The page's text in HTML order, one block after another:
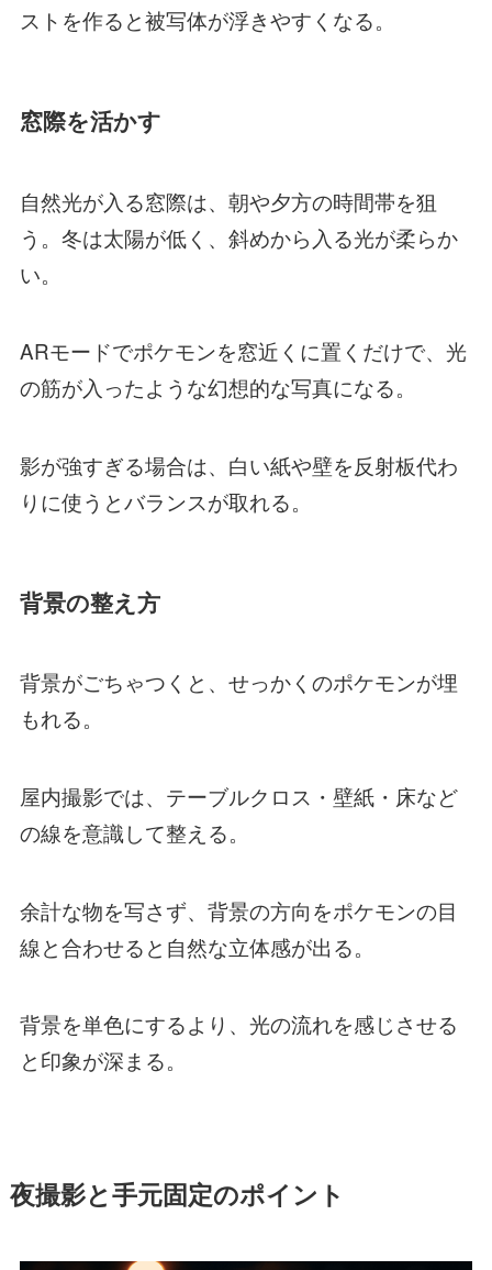
ストを作ると被写体が浮きやすくなる。
窓際を活かす
自然光が入る窓際は、朝や夕方の時間帯を狙
う。冬は太陽が低く、斜めから入る光が柔らか
い。
ARモードでポケモンを窓近くに置くだけで、光
の筋が入ったような幻想的な写真になる。
影が強すぎる場合は、白い紙や壁を反射板代わ
りに使うとバランスが取れる。
背景の整え方
背景がごちゃつくと、せっかくのポケモンが埋
もれる。
屋内撮影では、テーブルクロス・壁紙・床など
の線を意識して整える。
余計な物を写さず、背景の方向をポケモンの目
線と合わせると自然な立体感が出る。
背景を単色にするより、光の流れを感じさせる
と印象が深まる。
夜撮影と手元固定のポイント